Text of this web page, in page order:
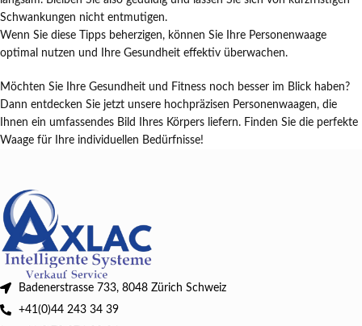
Schwankungen nicht entmutigen.
Wenn Sie diese Tipps beherzigen, können Sie Ihre Personenwaage
optimal nutzen und Ihre Gesundheit effektiv überwachen.
Möchten Sie Ihre Gesundheit und Fitness noch besser im Blick haben?
Dann entdecken Sie jetzt unsere hochpräzisen Personenwaagen, die
Ihnen ein umfassendes Bild Ihres Körpers liefern. Finden Sie die perfekte
Waage für Ihre individuellen Bedürfnisse!
Badenerstrasse 733, 8048 Zürich Schweiz
+41(0)44 243 34 39